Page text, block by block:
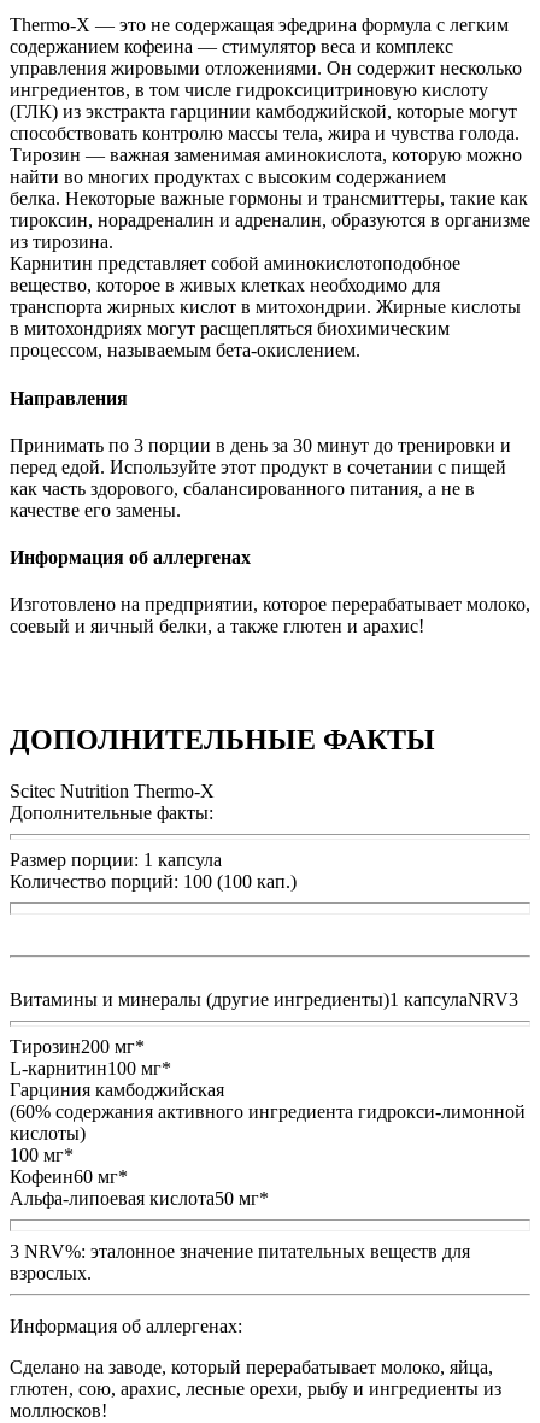
Thermo-X — это не содержащая эфедрина формула с легким
содержанием кофеина — стимулятор веса и комплекс
управления жировыми отложениями. Он содержит несколько
ингредиентов, в том числе гидроксицитриновую кислоту
(ГЛК) из экстракта гарцинии камбоджийской, которые могут
способствовать контролю массы тела, жира и чувства голода.
Тирозин — важная заменимая аминокислота, которую можно
найти во многих продуктах с высоким содержанием
белка. Некоторые важные гормоны и трансмиттеры, такие как
тироксин, норадреналин и адреналин, образуются в организме
из тирозина.
Карнитин представляет собой аминокислотоподобное
вещество, которое в живых клетках необходимо для
транспорта жирных кислот в митохондрии. Жирные кислоты
в митохондриях могут расщепляться биохимическим
процессом, называемым бета-окислением.
Направления
Принимать по 3 порции в день за 30 минут до тренировки и
перед едой. Используйте этот продукт в сочетании с пищей
как часть здорового, сбалансированного питания, а не в
качестве его замены.
Информация об аллергенах
Изготовлено на предприятии, которое перерабатывает молоко,
соевый и яичный белки, а также глютен и арахис!
ДОПОЛНИТЕЛЬНЫЕ ФАКТЫ
Scitec Nutrition Thermo-X
Дополнительные факты:
Размер порции: 1 капсула
Количество порций: 100 (100 кап.)
Витамины и минералы (другие ингредиенты)1 капсулаNRV3
Тирозин200 мг*
L-карнитин100 мг*
Гарциния камбоджийская
(60% содержания активного ингредиента гидрокси-лимонной
кислоты)
100 мг*
Кофеин60 мг*
Альфа-липоевая кислота50 мг*
3 NRV%: эталонное значение питательных веществ для
взрослых.
Информация об аллергенах:
Сделано на заводе, который перерабатывает молоко, яйца,
глютен, сою, арахис, лесные орехи, рыбу и ингредиенты из
моллюсков!